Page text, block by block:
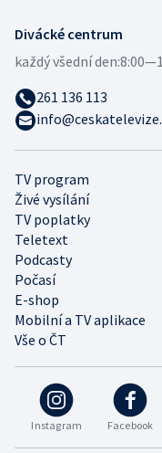
Instagram Facebook
TV program
Živé vysílání
TV poplatky
Teletext
Podcasty
Počasí
E-shop
Mobilní a TV aplikace
Vše o ČT
Divácké centrum
každý všední den:
261 136 113